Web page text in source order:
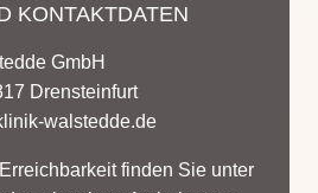
KONTAKTDATEN
GmbH
Drensteinfurt
walstedde.de
finden Sie unter